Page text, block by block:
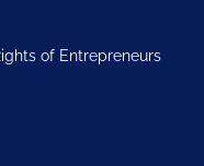
of Entrepreneurs